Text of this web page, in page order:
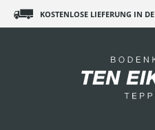
KOSTENLOSE LIEFERUNG IN DE